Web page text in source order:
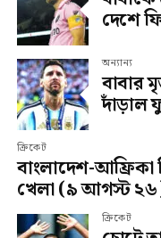
দেশে
অন্যান্য
বাবার
দাঁড়াল
ক্রিকেট
বাংলাদেশ-
খেলা (৯ আগস্ট
ক্রিকেট